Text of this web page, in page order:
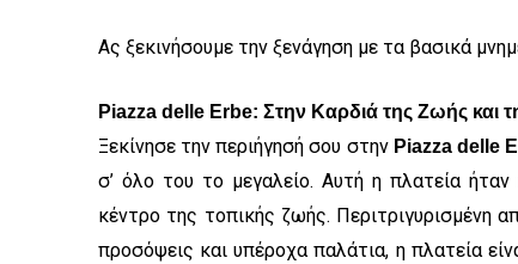
Ας ξεκινήσουμε την ξενάγηση με τα βασικά
Piazza delle Erbe: Στην Καρδιά της Ζωής και
Ξεκίνησε την περιήγησή σου στην Piazza delle
σ’ όλο του το μεγαλείο. Αυτή η πλατεία
κέντρο της τοπικής ζωής. Περιτριγυρισμένη
προσόψεις και υπέροχα παλάτια, η πλατεία